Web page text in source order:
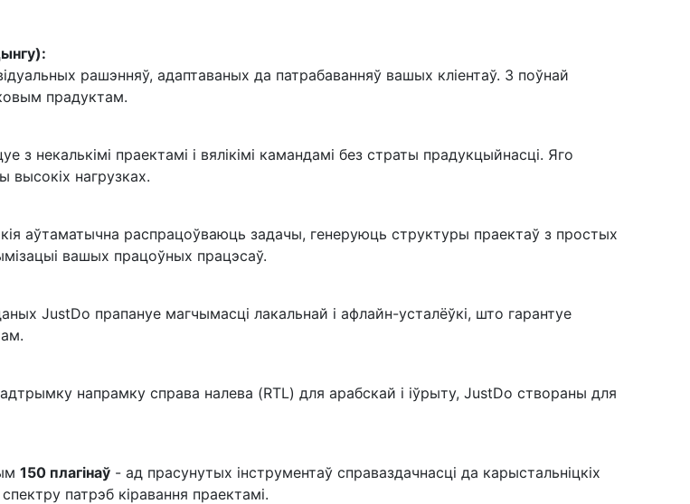
рашэнняў, адаптаваных да патрабаванняў вашых кліентаў. З поўнай
прадуктам.
некалькімі праектамі і вялікімі камандамі без страты прадукцыйнасці. Яго
высокіх нагрузках.
аўтаматычна распрацоўваюць задачы, генеруюць структуры праектаў з простых
вашых працоўных працэсаў.
JustDo прапануе магчымасці лакальнай і афлайн-усталёўкі, што гарантуе
напрамку справа налева (RTL) для арабскай і іўрыту, JustDo створаны для
150 плагінаў - ад прасунутых інструментаў справаздачнасці да карыстальніцкіх
патрэб кіравання праектамі.